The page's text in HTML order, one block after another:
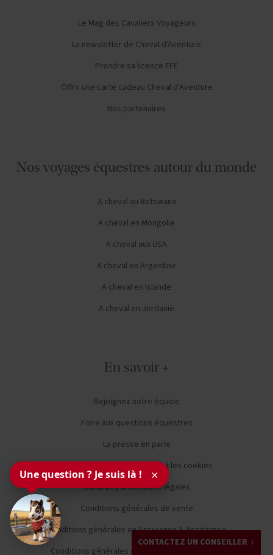
CONTACTEZ UN CONSEILLER
Le Mag des Cavaliers Voyageurs
La newsletter de Cheval d'Aventure
Prendre sa licence FFE
Offrir une carte cadeau Cheval d'Aventure
Nos partenaires
Nos voyages équestres autour du monde
A cheval au Botswana
A cheval en Mongolie
A cheval aux USA
A cheval en Argentine
A cheval en Islande
A cheval en Jordanie
En savoir +
Rejoignez notre équipe
Foire aux questions équestres
La presse en parle
Politique de confidentialité et les cookies
Garanties & Mentions légales
Conditions générales de vente
Conditions générales en Assurance & Assistance
Conditions générales d'utilisation du chatbot IA
Une question ? Je suis là ! ×